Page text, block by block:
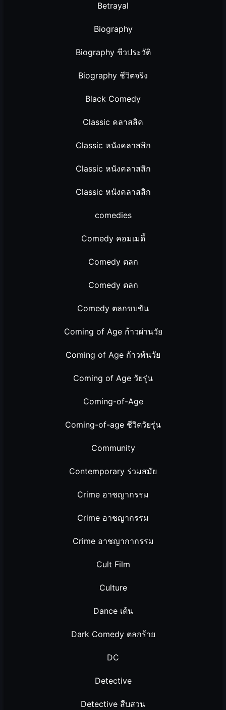
Betrayal
Biography
Biography ชีวประวัติ
Biography ชีวิตจริง
Black Comedy
Classic คลาสสิค
Classic หนังคลาสสิก
Classic หนังคลาสสิก
Classic หนังคลาสสิก
comedies
Comedy คอมเมดี้
Comedy ตลก
Comedy ตลก
Comedy ตลกขบขัน
Coming of Age ก้าวผ่านวัย
Coming of Age ก้าวพ้นวัย
Coming of Age วัยรุ่น
Coming-of-Age
Coming-of-age ชีวิตวัยรุ่น
Community
Contemporary ร่วมสมัย
Crime อาชญากรรม
Crime อาชญากรรม
Crime อาชญากากรรม
Cult Film
Culture
Dance เต้น
Dark Comedy ตลกร้าย
DC
Detective
Detective สืบสวน